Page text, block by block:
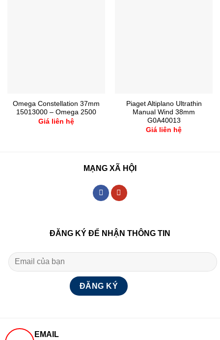
Omega Constellation 37mm
15013000 – Omega 2500
Giá liên hệ
Piaget Altiplano Ultrathin
Manual Wind 38mm
G0A40013
Giá liên hệ
MẠNG XÃ HỘI
ĐĂNG KÝ ĐỂ NHẬN THÔNG TIN
EMAIL